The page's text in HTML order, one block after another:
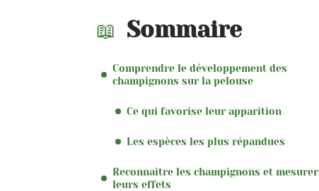
Sommaire
Comprendre le développement des
champignons sur la pelouse
Ce qui favorise leur apparition
Les espèces les plus répandues
Reconnaître les champignons et mesurer
leurs effets